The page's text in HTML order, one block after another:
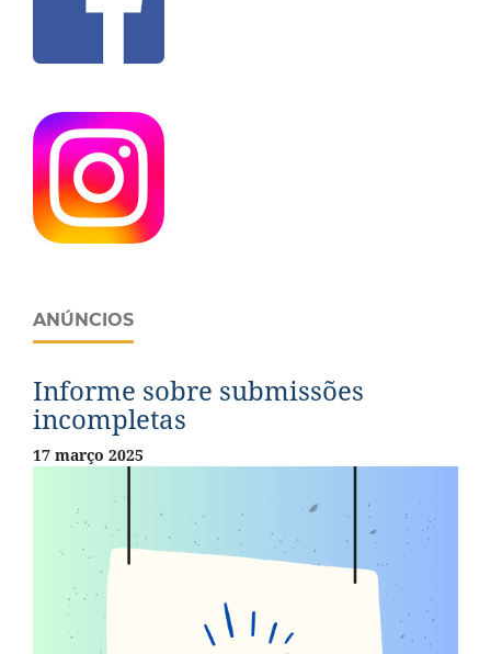
ANÚNCIOS
Informe sobre submissões
incompletas
17 março 2025